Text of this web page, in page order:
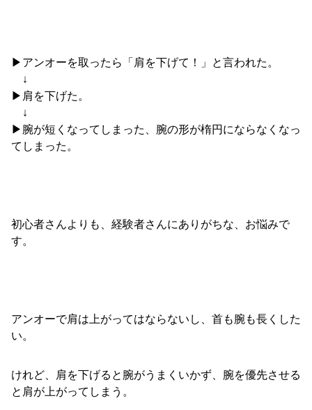
▶︎アンオーを取ったら「肩を下げて！」と言われた。
↓
▶︎肩を下げた。
↓
▶︎腕が短くなってしまった、腕の形が楕円にならなくなっ
てしまった。
初心者さんよりも、経験者さんにありがちな、お悩みで
す。
アンオーで肩は上がってはならないし、首も腕も長くした
い。
けれど、肩を下げると腕がうまくいかず、腕を優先させる
と肩が上がってしまう。